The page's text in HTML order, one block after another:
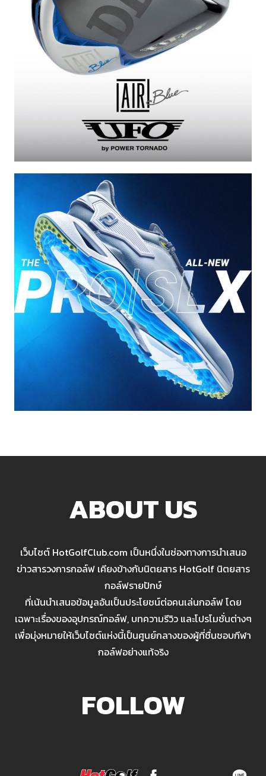
ABOUT US
เว็บไซต์ HotGolfClub.com เป็นหนึ่งในช่องทางการนำเสนอ
ข่าวสารวงการกอล์ฟ เคียงข้างกับนิตยสาร HotGolf นิตยสาร
กอล์ฟรายปักษ์
ที่เน้นนำเสนอข้อมูลอันเป็นประโยชน์ต่อคนเล่นกอล์ฟ โดย
เฉพาะเรื่องของอุปกรณ์กอล์ฟ, บทความรีวิว และโปรโมชั่นต่างๆ
เพื่อมุ่งหมายให้เว็บไซต์แห่งนี้เป็นศูนย์กลางของผู้ที่ชื่นชอบกีฬา
กอล์ฟอย่างแท้จริง
FOLLOW